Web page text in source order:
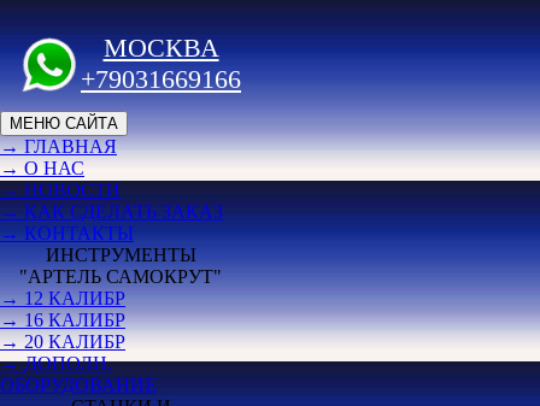
МОСКВА
+79031669166
МЕНЮ САЙТА
→ ГЛАВНАЯ
→ О НАС
→ НОВОСТИ
→ КАК СДЕЛАТЬ ЗАКАЗ
→ КОНТАКТЫ
ИНСТРУМЕНТЫ
"АРТЕЛЬ САМОКРУТ"
→ 12 КАЛИБР
→ 16 КАЛИБР
→ 20 КАЛИБР
→ ДОПОЛН.
ОБОРУДОВАНИЕ